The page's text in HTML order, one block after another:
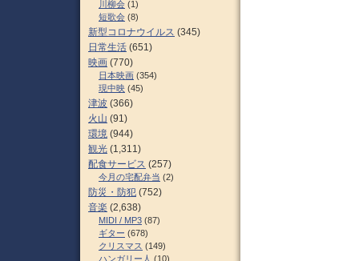
川柳会 (1)
短歌会 (8)
新型コロナウイルス (345)
日常生活 (651)
映画 (770)
日本映画 (354)
現中映 (45)
津波 (366)
火山 (91)
環境 (944)
観光 (1,311)
配食サービス (257)
今月の宅配弁当 (2)
防災・防犯 (752)
音楽 (2,638)
MIDI / MP3 (87)
ギター (678)
クリスマス (149)
ハンガリー人 (10)